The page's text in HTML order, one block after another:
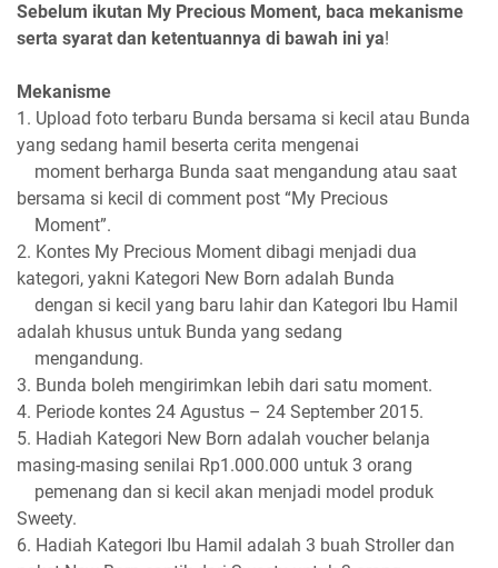
Sebelum ikutan My Precious Moment, baca mekanisme
serta syarat dan ketentuannya di bawah ini ya!
Mekanisme
1. Upload foto terbaru Bunda bersama si kecil atau Bunda
yang sedang hamil beserta cerita mengenai
moment berharga Bunda saat mengandung atau saat
bersama si kecil di comment post “My Precious
Moment”.
2. Kontes My Precious Moment dibagi menjadi dua
kategori, yakni Kategori New Born adalah Bunda
dengan si kecil yang baru lahir dan Kategori Ibu Hamil
adalah khusus untuk Bunda yang sedang
mengandung.
3. Bunda boleh mengirimkan lebih dari satu moment.
4. Periode kontes 24 Agustus – 24 September 2015.
5. Hadiah Kategori New Born adalah voucher belanja
masing-masing senilai Rp1.000.000 untuk 3 orang
pemenang dan si kecil akan menjadi model produk
Sweety.
6. Hadiah Kategori Ibu Hamil adalah 3 buah Stroller dan